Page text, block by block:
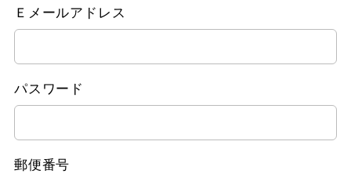
Ｅメールアドレス
パスワード
郵便番号